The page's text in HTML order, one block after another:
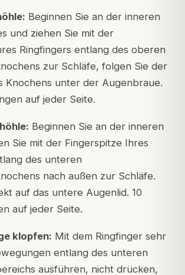
Beginnen Sie an der inneren
und ziehen Sie mit der
Ringfingers entlang des oberen
zur Schläfe, folgen Sie der
Knochens unter der Augenbraue.
auf jeder Seite.
Beginnen Sie an der inneren
Sie mit der Fingerspitze Ihres
des unteren
nach außen zur Schläfe.
auf das untere Augenlid. 10
auf jeder Seite.
klopfen: Mit dem Ringfinger sehr
entlang des unteren
ausführen, nicht drücken,